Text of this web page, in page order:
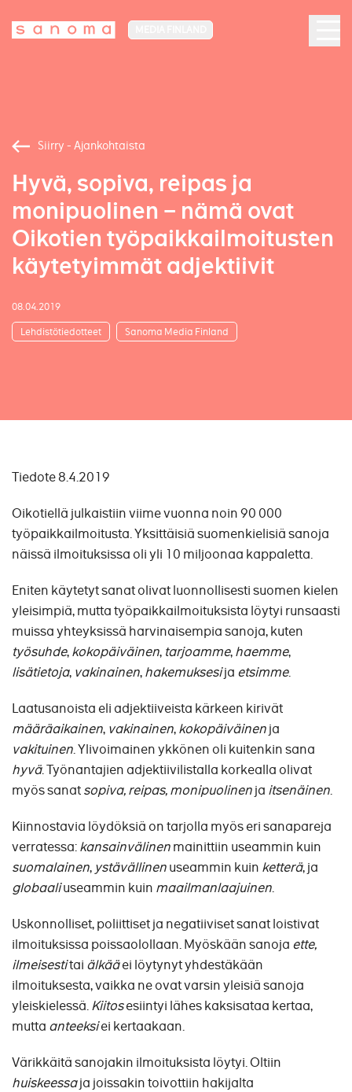
Siirry - Ajankohtaista
Hyvä, sopiva, reipas ja
monipuolinen – nämä ovat
Oikotien työpaikkailmoitusten
käytetyimmät adjektiivit
08.04.2019
Lehdistötiedotteet Sanoma Media Finland
Tiedote 8.4.2019
Oikotiellä julkaistiin viime vuonna noin 90 000
työpaikkailmoitusta. Yksittäisiä suomenkielisiä sanoja
näissä ilmoituksissa oli yli 10 miljoonaa kappaletta.
Eniten käytetyt sanat olivat luonnollisesti suomen kielen
yleisimpiä, mutta työpaikkailmoituksista löytyi runsaasti
muissa yhteyksissä harvinaisempia sanoja, kuten
työsuhde,kokopäiväinen, tarjoamme,haemme,
lisätietoja, vakinainen,hakemuksesija etsimme.
Laatusanoista eli adjektiiveista kärkeen kirivät
määräaikainen, vakinainen,kokopäiväinenja
vakituinen. Ylivoimainen ykkönen oli kuitenkin sana
hyvä. Työnantajien adjektiivilistalla korkealla olivat
myös sanatsopiva, reipas, monipuolinenja itsenäinen.
Kiinnostavia löydöksiä on tarjolla myös eri sanapareja
verratessa:kansainvälinenmainittiin useammin kuin
suomalainen, ystävällinenuseammin kuin ketterä, ja
globaaliuseammin kuin maailmanlaajuinen.
Uskonnolliset, poliittiset ja negatiiviset sanat loistivat
ilmoituksissa poissaolollaan. Myöskään sanoja ette,
ilmeisestitai älkääei löytynyt yhdestäkään
ilmoituksesta, vaikka ne ovat varsin yleisiä sanoja
yleiskielessä.Kiitosesiintyi lähes kaksisataa kertaa,
mutta anteeksiei kertaakaan.
Värikkäitä sanojakin ilmoituksista löytyi. Oltiin
huiskeessaja joissakin toivottiin hakijalta